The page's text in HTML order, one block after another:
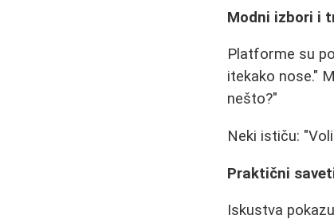
Modni izbori i
Platforme su
itekako nose."
nešto?"
Neki ističu:
Praktični
Iskustva